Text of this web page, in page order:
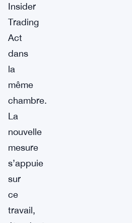
Insider
Trading
Act
dans
la
même
chambre.
La
nouvelle
mesure
s’appuie
sur
ce
travail,